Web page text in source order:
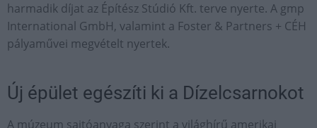
harmadik díjat az Építész Stúdió Kft. terve nyerte. A gmp
International GmbH, valamint a Foster & Partners + CÉH
pályaművei megvételt nyertek.
Új épület egészíti ki a Dízelcsarnokot
A múzeum sajtóanyaga szerint a világhírű amerikai